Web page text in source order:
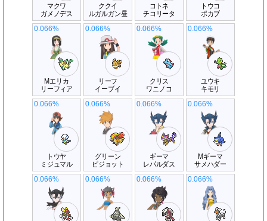
マクワ
ガメノデス
ククイ
ルガルガン昼
コトネ
チコリータ
トウコ
ポカブ
Mエリカ
リーフィア
0.066%
リーフ
イーブイ
0.066%
クリス
ワニノコ
0.066%
ユウキ
キモリ
0.066%
トウヤ
ミジュマル
0.066%
グリーン
ピジョット
0.066%
ギーマ
レパルダス
0.066%
Mギーマ
サメハダー
0.066%
0.066% 0.066% 0.066% 0.066%